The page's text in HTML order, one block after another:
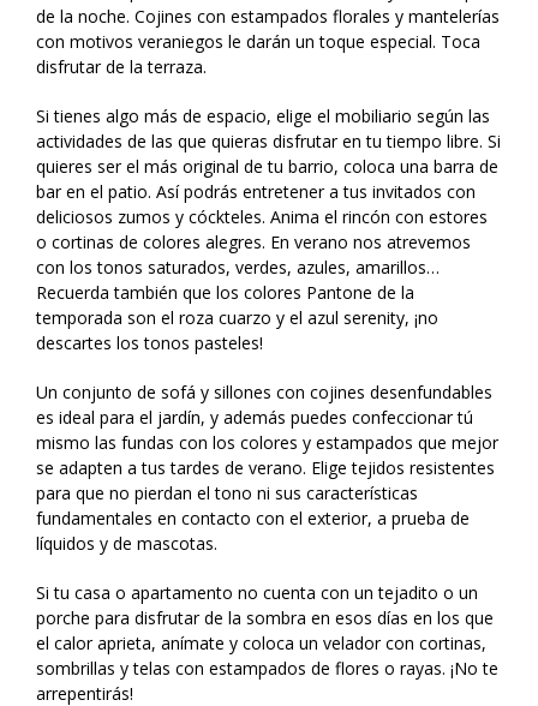
de la noche. Cojines con estampados florales y mantelerías
con motivos veraniegos le darán un toque especial. Toca
disfrutar de la terraza.
Si tienes algo más de espacio, elige el mobiliario según las
actividades de las que quieras disfrutar en tu tiempo libre. Si
quieres ser el más original de tu barrio, coloca una barra de
bar en el patio. Así podrás entretener a tus invitados con
deliciosos zumos y cóckteles. Anima el rincón con estores
o cortinas de colores alegres. En verano nos atrevemos
con los tonos saturados, verdes, azules, amarillos…
Recuerda también que los colores Pantone de la
temporada son el roza cuarzo y el azul serenity, ¡no
descartes los tonos pasteles!
Un conjunto de sofá y sillones con cojines desenfundables
es ideal para el jardín, y además puedes confeccionar tú
mismo las fundas con los colores y estampados que mejor
se adapten a tus tardes de verano. Elige tejidos resistentes
para que no pierdan el tono ni sus características
fundamentales en contacto con el exterior, a prueba de
líquidos y de mascotas.
Si tu casa o apartamento no cuenta con un tejadito o un
porche para disfrutar de la sombra en esos días en los que
el calor aprieta, anímate y coloca un velador con cortinas,
sombrillas y telas con estampados de flores o rayas. ¡No te
arrepentirás!